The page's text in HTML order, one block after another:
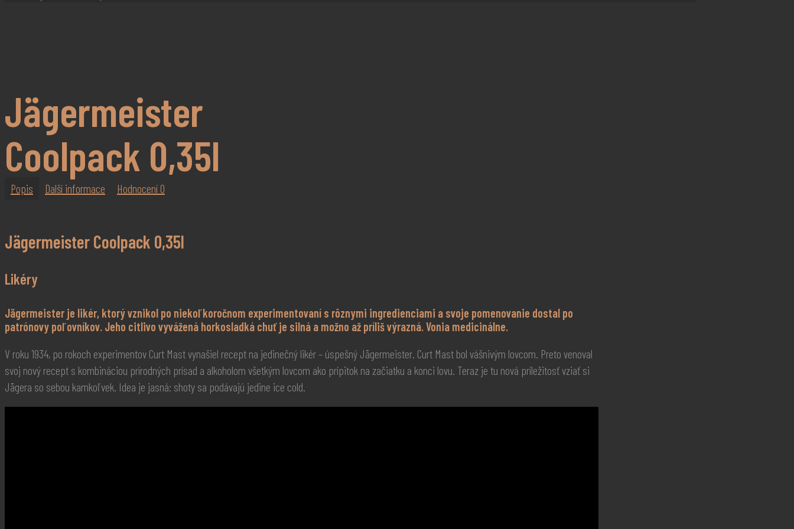
Jägermeister
Coolpack 0,35l
Popis Další informace Hodnocení 0
Jägermeister Coolpack 0,35l
Likéry
Jägermeister je likér, ktorý vznikol po niekoľkoročnom experimentovaní s rôznymi ingredienciami a svoje pomenovanie dostal po
patrónovy poľovníkov. Jeho citlivo vyvážená horkosladká chuť je silná a možno až príliš výrazná. Vonia medicinálne.
V roku 1934, po rokoch experimentov Curt Mast vynašiel recept na jedinečný likér – úspešný Jägermeister. Curt Mast bol vášnivým lovcom. Preto venoval
svoj nový recept s kombináciou prírodných prísad a alkoholom všetkým lovcom ako prípitok na začiatku a konci lovu. Teraz je tu nová príležitosť vziať si
Jägera so sebou kamkoľvek. Idea je jasná: shoty sa podávajú jedine ice cold.